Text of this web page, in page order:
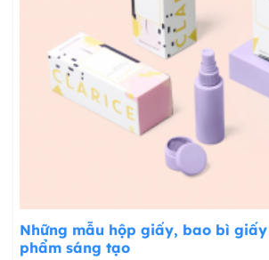
Những mẫu hộp giấy, bao bì
phẩm sáng tạo